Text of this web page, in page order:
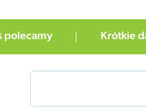
polecamy Krótkie